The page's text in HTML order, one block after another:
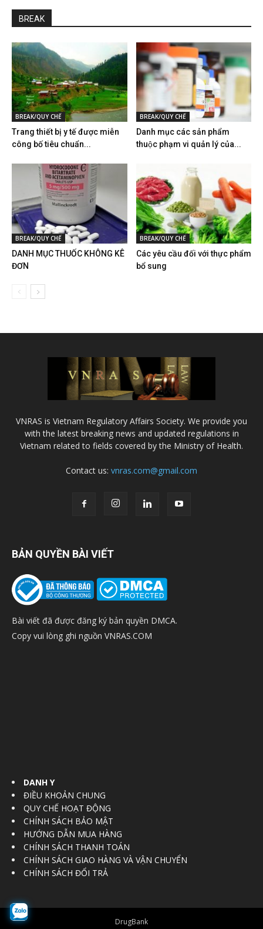
BREAK
BREAK/QUY CHẾ
Trang thiết bị y tế được miễn
công bố tiêu chuẩn...
BREAK/QUY CHẾ
Danh mục các sản phẩm
thuộc phạm vi quản lý của...
BREAK/QUY CHẾ
DANH MỤC THUỐC KHÔNG KÊ
ĐƠN
BREAK/QUY CHẾ
Các yêu cầu đối với thực phẩm
bổ sung
VNRAS is Vietnam Regulatory Affairs Society. We provide you
with the latest breaking news and updated regulations in
Vietnam related to fields covered by the Ministry of Health.
Contact us: vnras.com@gmail.com
BẢN QUYỀN BÀI VIẾT
Bài viết đã được đăng ký bản quyền DMCA.
Copy vui lòng ghi nguồn VNRAS.COM
DANH Y
ĐIỀU KHOẢN CHUNG
QUY CHẾ HOẠT ĐỘNG
CHÍNH SÁCH BẢO MẬT
HƯỚNG DẪN MUA HÀNG
CHÍNH SÁCH THANH TOÁN
CHÍNH SÁCH GIAO HÀNG VÀ VẬN CHUYỂN
CHÍNH SÁCH ĐỔI TRẢ
DrugBank